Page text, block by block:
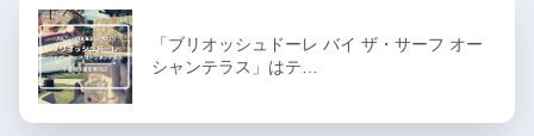
「ブリオッシュドーレ バイ ザ・サーフ オー
シャンテラス」はテ…